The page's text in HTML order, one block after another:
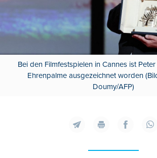
Bei den Filmfestspielen in Cannes ist
Ehrenpalme ausgezeichnet worden
Doumy/AFP)